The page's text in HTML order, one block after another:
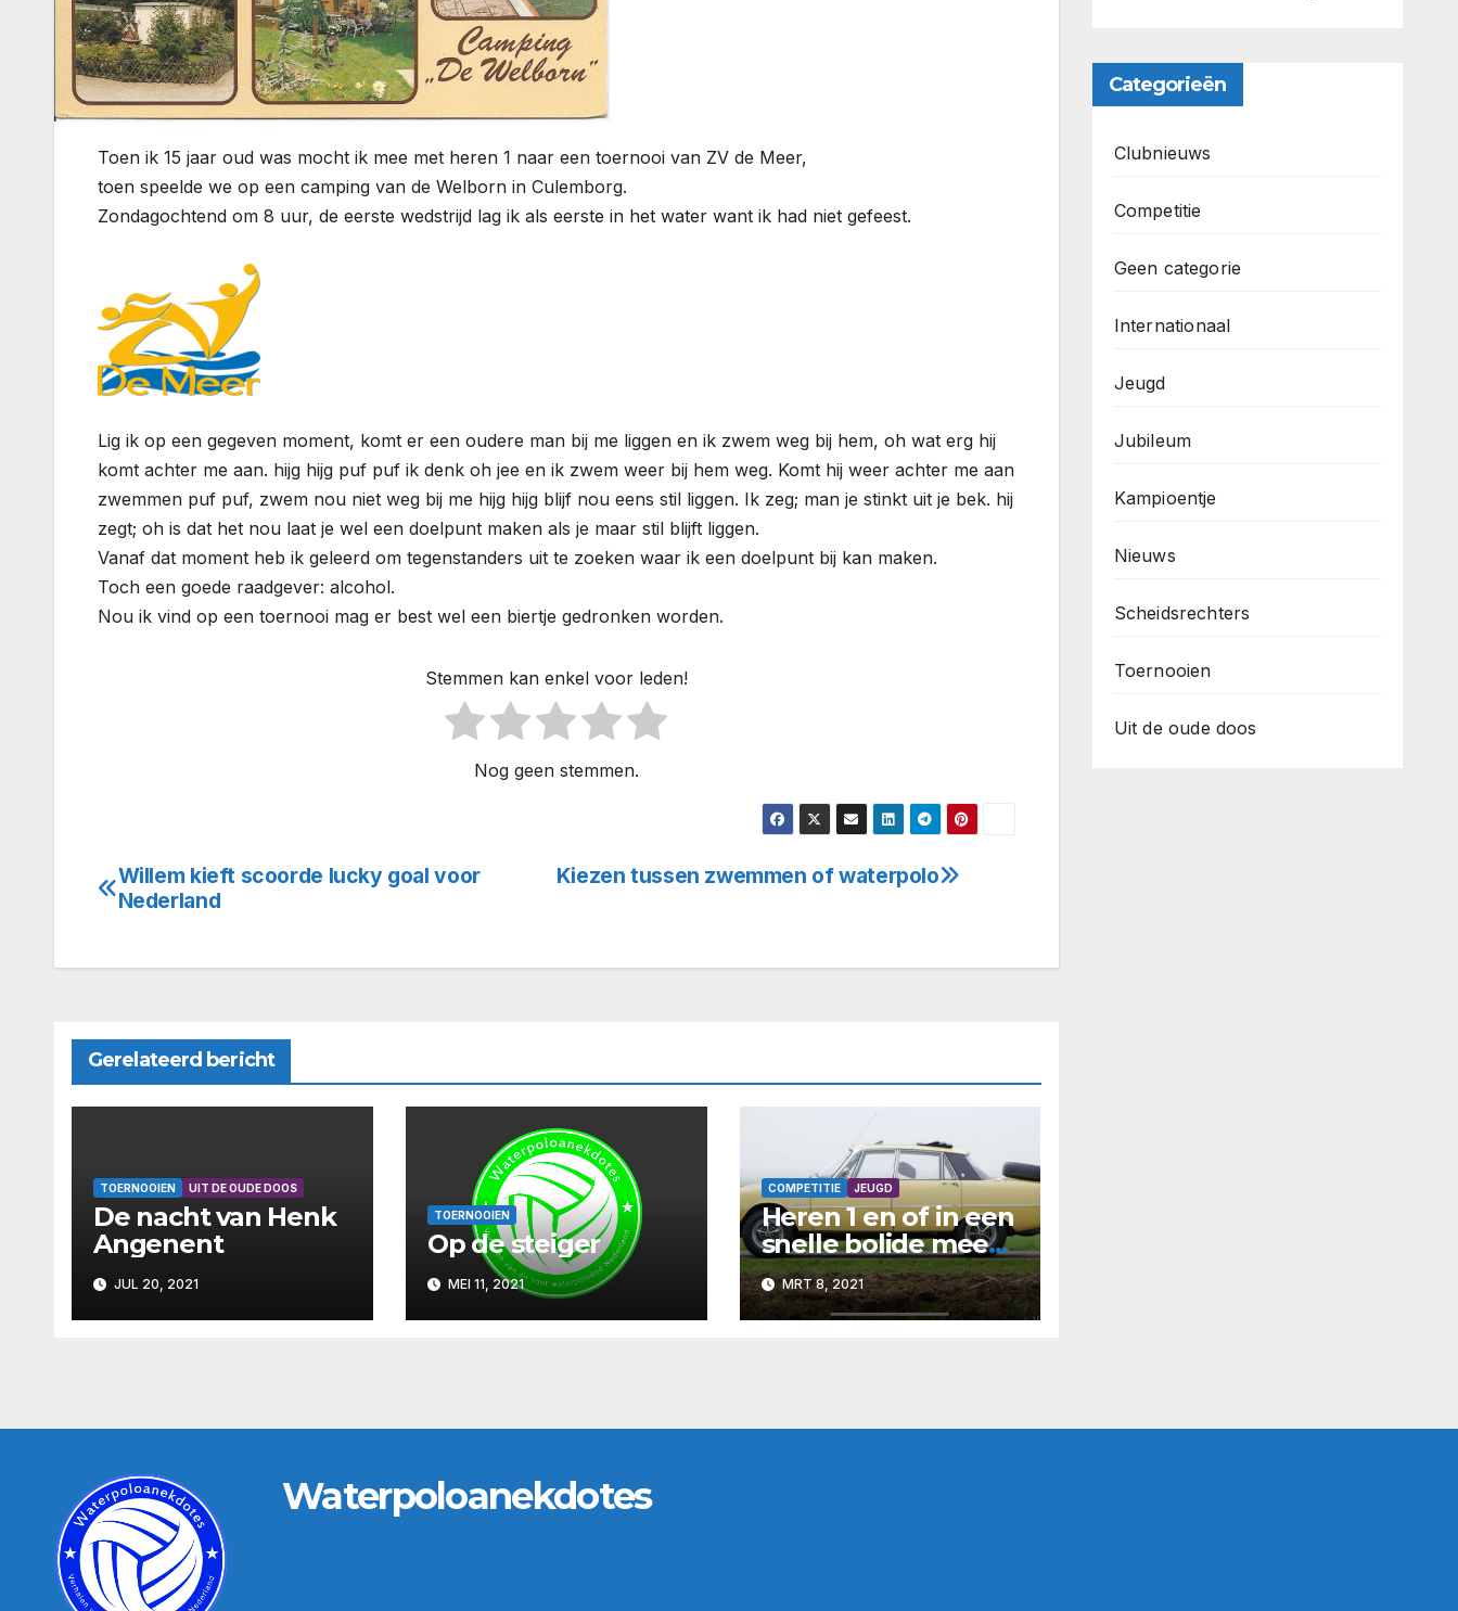
Toen ik 15 jaar oud was mocht ik mee met heren 1 naar een toernooi van ZV de Meer,
toen speelde we op een camping van de Welborn in Culemborg.
Zondagochtend om 8 uur, de eerste wedstrijd lag ik als eerste in het water want ik had niet gefeest.
Lig ik op een gegeven moment, komt er een oudere man bij me liggen en ik zwem weg bij hem, oh wat erg hij
komt achter me aan. hijg hijg puf puf ik denk oh jee en ik zwem weer bij hem weg. Komt hij weer achter me aan
zwemmen puf puf, zwem nou niet weg bij me hijg hijg blijf nou eens stil liggen. Ik zeg; man je stinkt uit je bek. hij
zegt; oh is dat het nou laat je wel een doelpunt maken als je maar stil blijft liggen.
Vanaf dat moment heb ik geleerd om tegenstanders uit te zoeken waar ik een doelpunt bij kan maken.
Toch een goede raadgever: alcohol.
Nou ik vind op een toernooi mag er best wel een biertje gedronken worden.
Stemmen kan enkel voor leden!
Nog geen stemmen.
Bericht
Kiezen tussen zwemmen of waterpolo
Willem kieft scoorde lucky goal voor
Nederland
Gerelateerd bericht
TOERNOOIEN UIT DE OUDE DOOS
De nacht van Henk
Angenent
JUL 20, 2021
TOERNOOIEN
Op de steiger
MEI 11, 2021
COMPETITIE JEUGD
Heren 1 en of in een
snelle bolide mee
mogen rijden.
MRT 8, 2021
Categorieën
Clubnieuws
Competitie
Geen categorie
Internationaal
Jeugd
Jubileum
Kampioentje
Nieuws
Scheidsrechters
Toernooien
Uit de oude doos
Waterpoloanekdotes